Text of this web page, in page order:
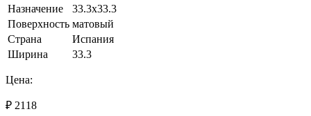
Назначение
33.3х33.3
Поверхность матовый
Страна
Испания
Ширина
33.3
Цена:
₽ 2118